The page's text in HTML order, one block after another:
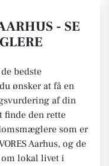
- SE
bedste
ønsker at få en
af din
finde den rette
som er
Aarhus, og de
lokal livet i